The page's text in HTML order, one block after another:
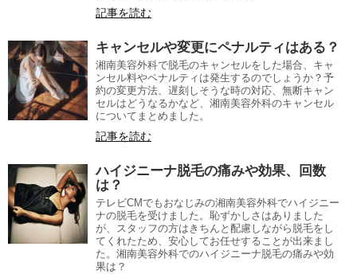
記事を読む
キャンセルや変更にペナルティはある？
湘南美容外科で脱毛のキャンセルをした場合、キャ
ンセル料やペナルティは発生するのでしょうか？予
約の変更方法、遅刻しそうな時の対応、無断キャン
セルはどうなるかなど、湘南美容外科のキャンセル
についてまとめました。
記事を読む
ハイジニーナ脱毛の痛みや効果、回数
は？
テレビCMでもおなじみの湘南美容外科でハイジニー
ナの脱毛を受けました。恥ずかしさはありました
が、スタッフの方はきちんと配慮しながら脱毛をし
てくれたため、安心してお任せすることが出来まし
た。湘南美容外科でのハイジニーナ脱毛の痛みや効
果は？